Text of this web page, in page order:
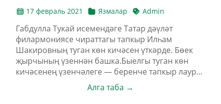
17 февраль 2021 Язмалар Admin
Габдулла Тукай исемендәге Татар дәүләт
филармониясе чираттагы тапкыр Илһам
Шакировның туган көн кичәсен үткәрде. Бөек
җырчының үзеннән башка.Быелгы туган көн
кичәсенең үзенчәлеге — беренче тапкыр лаур...
Алга таба →